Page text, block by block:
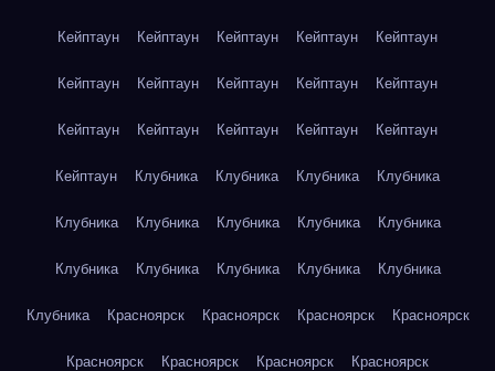
Кейптаун Кейптаун Кейптаун Кейптаун Кейптаун
Кейптаун Кейптаун Кейптаун Кейптаун Кейптаун
Кейптаун Кейптаун Кейптаун Кейптаун Кейптаун
Кейптаун Клубника Клубника Клубника Клубника
Клубника Клубника Клубника Клубника Клубника
Клубника Клубника Клубника Клубника Клубника
Клубника Красноярск Красноярск Красноярск Красноярск
Красноярск Красноярск Красноярск Красноярск